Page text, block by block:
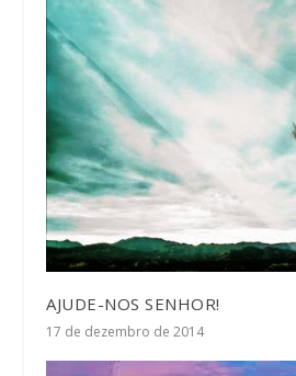
AJUDE-NOS SENHOR!
17 de dezembro de 2014